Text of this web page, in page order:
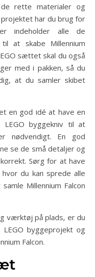
rette materialer og
har du brug for
indeholder alle de
at skabe Millennium
sættet skal du også
med i pakken, så du
at du samler skibet
en god idé at have en
byggekniv til at
nødvendigt. En god
se de små detaljer og
Sørg for at have
du kan sprede alle
Millennium Falcon
værktøj på plads, er du
byggeprojekt og
Falcon.